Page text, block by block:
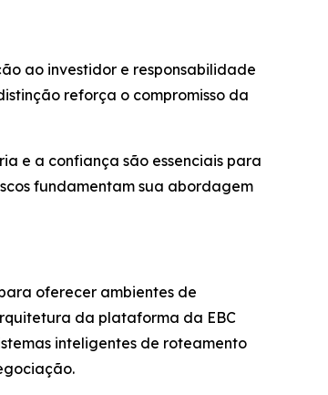
ao investidor e responsabilidade
reforça o compromisso da
e a confiança são essenciais para
fundamentam sua abordagem
oferecer ambientes de
da plataforma da EBC
inteligentes de roteamento